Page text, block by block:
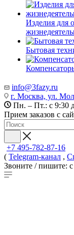
Изделия для
Бытовая
info@3fazy.ru
г. Москва, ул.
Пн. – Пт.: с 9:30
Прием заказов с
+7 495-782-87-16
( Telegram-канал ,
Звоните / пишите: